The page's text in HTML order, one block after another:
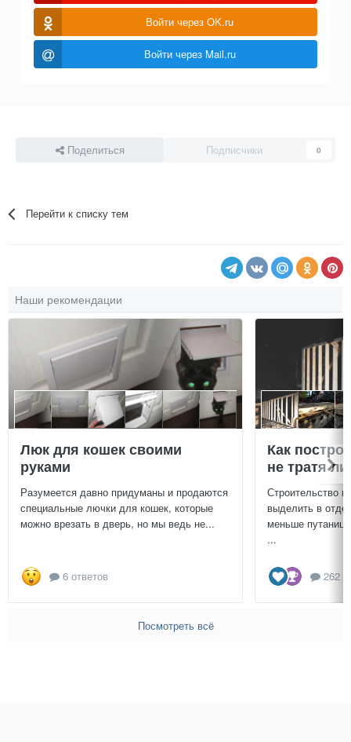
Войти через OK.ru
Войти через Mail.ru
Поделиться Подписчики 0
Перейти к списку тем
Наши рекомендации
Люк для кошек своими
руками
Разумеется давно придуманы и продаются
специальные лючки для кошек, которые
можно врезать в дверь, но мы ведь не...
6 ответов
Как
не тратя
Строительство
выделить в
меньше
...
262
Посмотреть всё